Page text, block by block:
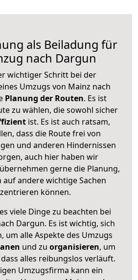
als Beiladung für
nach Dargun
wichtiger Schritt bei der
Umzugs von Mainz nach
Planung der Routen. Es ist
zu wählen, die sowohl sicher
ist. Es ist auch ratsam,
dass die Route frei von
und anderen Hindernissen
auch hier haben wir
gerne die Planung,
auf andere wichtige Sachen
können.
viele Dinge zu beachten bei
Dargun. Es ist wichtig, sich
um alle Aspekte des Umzugs
und zu organisieren, um
alles reibungslos verläuft.
Umzugsfirma kann ein